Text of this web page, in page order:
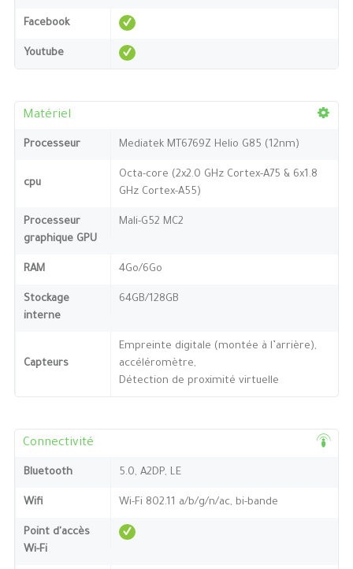
Facebook
Youtube
Matériel
Processeur Mediatek MT6769Z Helio G85 (12nm)
cpu
Octa-core (2x2.0 GHz Cortex-A75 & 6x1.8
GHz Cortex-A55)
Processeur
graphique GPU
Mali-G52 MC2
RAM 4Go/6Go
Stockage
interne
64GB/128GB
Capteurs
Empreinte digitale (montée à l’arrière),
accéléromètre,
Détection de proximité virtuelle
Connectivité
Bluetooth 5.0, A2DP, LE
Wifi Wi-Fi 802.11 a/b/g/n/ac, bi-bande
Point d'accès
Wi-Fi